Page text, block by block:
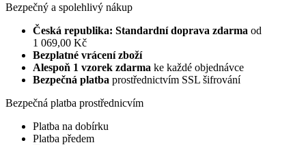
Bezpečný a spolehlivý nákup
Česká republika: Standardní doprava zdarma od
1 069,00 Kč
Bezplatné vrácení zboží
Alespoň 1 vzorek zdarma ke každé objednávce
Bezpečná platba prostřednictvím SSL šifrování
Bezpečná platba prostřednicvím
Platba na dobírku
Platba předem